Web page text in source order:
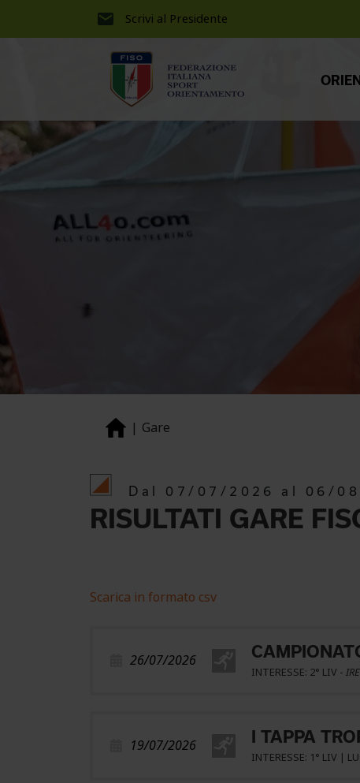
Scrivi al Presidente
Gare
Dal 07/07/2026 al 06/
RISULTATI GARE
Scarica in formato csv
26/07/2026
INTERESSE: 2° LIV - IRE
19/07/2026 I TAPPA
INTERESSE: 1° LIV |